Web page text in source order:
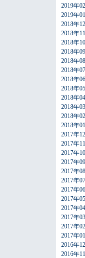
2019年
2019年
2018年
2018年
2018年
2018年
2018年
2018年
2018年
2018年
2018年
2018年
2018年
2018年
2017年
2017年
2017年
2017年
2017年
2017年
2017年
2017年
2017年
2017年
2017年
2017年
2016年
2016年